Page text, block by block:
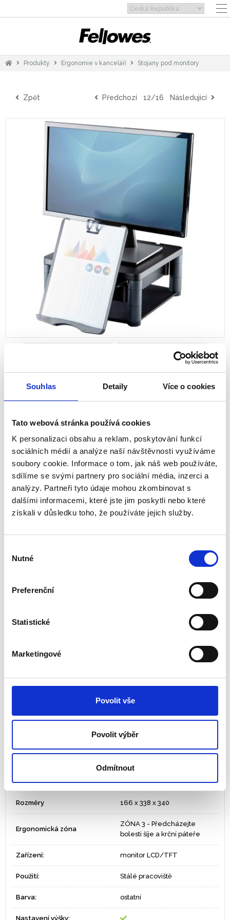
Souhlas Detaily Více o cookies
Tato webová stránka používá cookies
K personalizaci obsahu a reklam, poskytování funkcí
sociálních médií a analýze naší návštěvnosti využíváme
soubory cookie. Informace o tom, jak náš web používáte,
sdílíme se svými partnery pro sociální média, inzerci a
analýzy. Partneři tyto údaje mohou zkombinovat s
dalšími informacemi, které jste jim poskytli nebo které
získali v důsledku toho, že používáte jejich služby.
souhlasu
Nutné
Preferenční
Statistické
Marketingové
Povolit vše
Povolit výběr
Odmítnout
Produkty Ergonomie v kanceláři Stojany pod monitory
Zpět Předchozí 12/16 Následující
Stojan pod monitor Fellowes Premium
9169501
Podstavec se zásuvkou/držákem
-
Barva
Umožňuje postavit monitor - max. hmotnosti 36 kg v
V zadní části podstavce se nachází otvory usnadňující
Zásuvka a zatahovací podstavec pro dokumenty
K dispozici v grafitové barvě
Záruka 5 let
Tisk PDF
Rozměry 166 x 338 x 340
Ergonomická zóna
ZÓNA 3 - Předcházejte
bolesti šíje a krční páteře
Zařízení: monitor LCD/TFT
Použití: Stálé pracoviště
Barva: ostatní
Nastavení výšky: